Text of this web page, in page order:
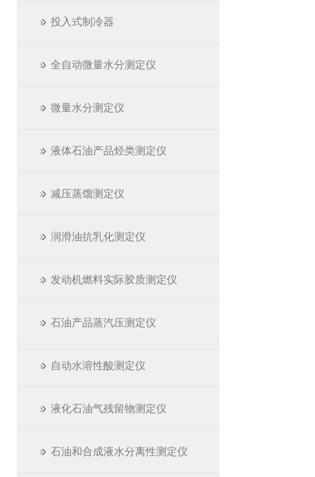
投入式制冷器
全自动微量水分测定仪
微量水分测定仪
液体石油产品烃类测定仪
减压蒸馏测定仪
润滑油抗乳化测定仪
发动机燃料实际胶质测定仪
石油产品蒸汽压测定仪
自动水溶性酸测定仪
液化石油气残留物测定仪
石油和合成液水分离性测定仪